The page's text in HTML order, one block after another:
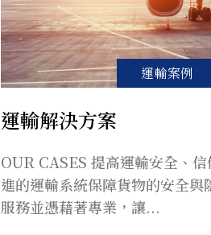
運輸案例
運輸解決方案
OUR CASES 提高運輸安全、
進的運輸系統保障貨物的安全與
服務並憑藉著專業，讓...